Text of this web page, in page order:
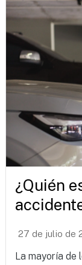
¿Quién
27 de julio de
La mayoría de